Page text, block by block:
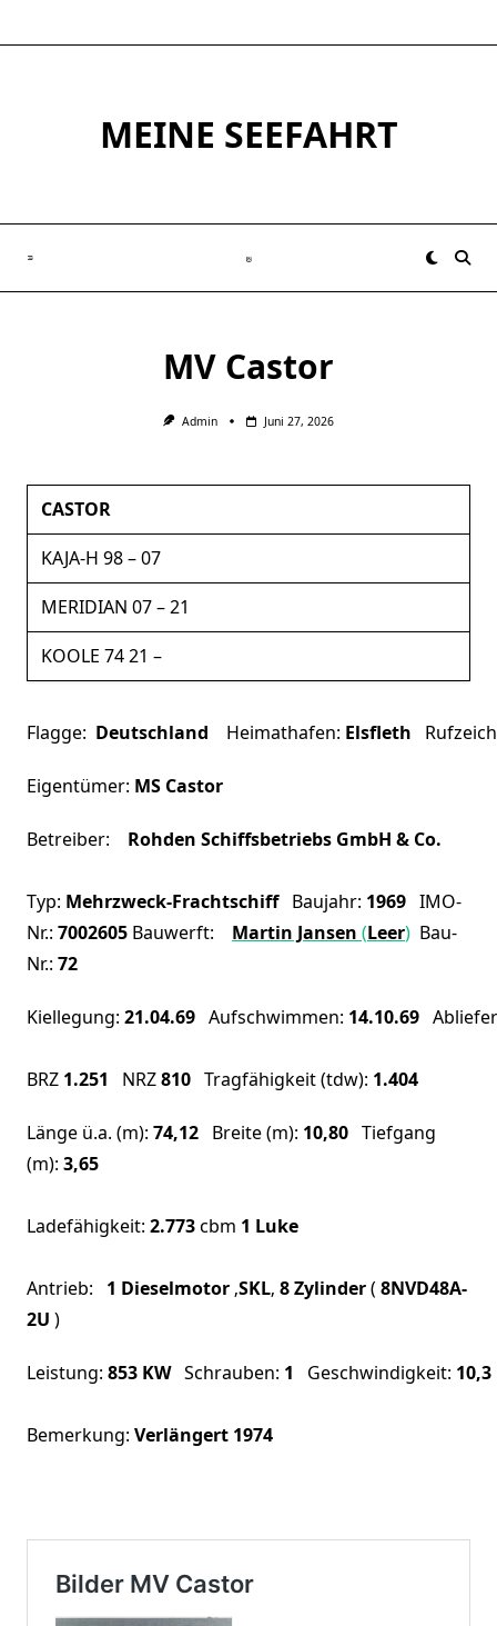
to
MEINE SEEFAHRT
MV Castor
Admin Juni 27, 2026
CASTOR
KAJA-H 98 – 07
MERIDIAN 07 – 21
KOOLE 74 21 –
Flagge: Deutschland Heimathafen: Elsfleth
Eigentümer: MS Castor
Betreiber: Rohden Schiffsbetriebs GmbH & Co.
Typ: Mehrzweck-FrachtschiffBaujahr: 1969 IMO-
Nr.: 7002605 Bauwerft: Martin Jansen (Leer) Bau-
Nr.: 72
Kiellegung: 21.04.69 Aufschwimmen: 14.10.69
BRZ 1.251 NRZ810 Tragfähigkeit (tdw): 1.404
Länge ü.a. (m): 74,12 Breite (m): 10,80 Tiefgang
(m): 3,65
Ladefähigkeit: 2.773cbm 1 Luke
Antrieb: 1 Dieselmotor ‚SKL‚ 8 Zylinder( 8NVD48A-
2U )
Leistung: 853 KWSchrauben: 1 Geschwindigkeit: 10,3
Bemerkung: Verlängert 1974